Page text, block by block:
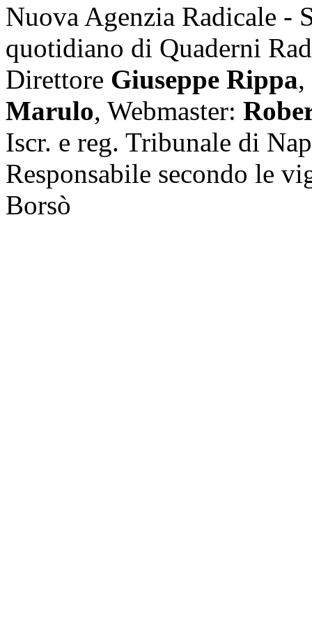
Nuova Agenzia Radicale -
quotidiano di Quaderni
Direttore Giuseppe Rippa,
Marulo, Webmaster:
Iscr. e reg. Tribunale di
Responsabile secondo le
Borsò